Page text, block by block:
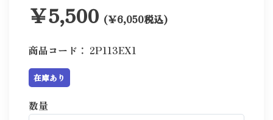
￥5,500 (￥6,050税込)
商品コード： 2P113EX1
在庫あり
数量